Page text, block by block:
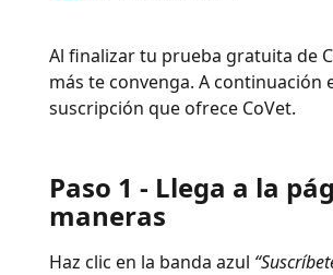
Al finalizar tu prueba gratuita de
más te convenga. A
suscripción que ofrece CoVet.
Paso 1 - Llega a la
maneras
Haz clic en la banda azul